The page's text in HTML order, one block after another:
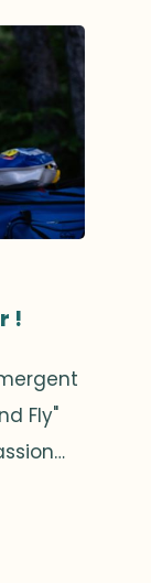
!
Fly"
douze